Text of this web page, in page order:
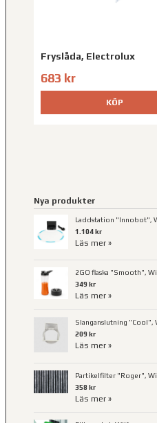
Fryslåda, Electrolux
683 kr
KÖP
Nya produkter
Laddstation "Innobot",
1.104 kr
Läs mer »
2GO flaska "Smooth",
349 kr
Läs mer »
Slanganslutning "Cool",
209 kr
Läs mer »
Partikelfilter "Roger",
358 kr
Läs mer »